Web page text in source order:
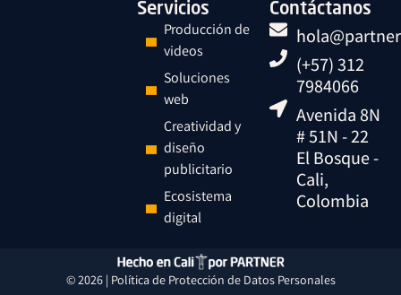
Servicios
Producción de
videos
Soluciones
web
Creatividad y
diseño
publicitario
Ecosistema
digital
Contáctanos
(+57) 312
7984066
Avenida 8N
# 51N - 22
El Bosque -
Cali,
Colombia
© 2026 | Política de Protección de Datos Personales